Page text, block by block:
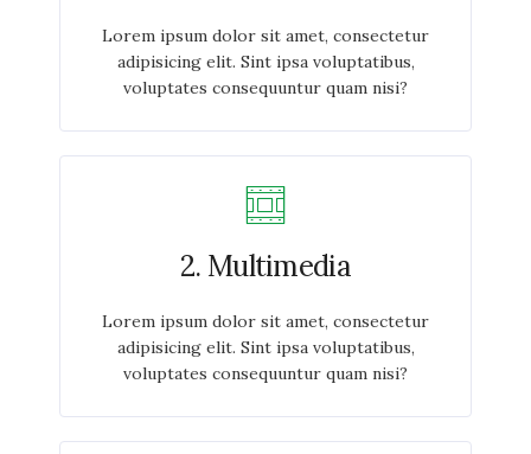
Lorem ipsum dolor sit amet, consectetur
adipisicing elit. Sint ipsa voluptatibus,
voluptates consequuntur quam nisi?
2. Multimedia
Lorem ipsum dolor sit amet, consectetur
adipisicing elit. Sint ipsa voluptatibus,
voluptates consequuntur quam nisi?